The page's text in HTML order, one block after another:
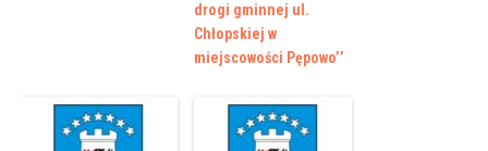
drogi gminnej ul.
Chłopskiej w
miejscowości Pępowo’’